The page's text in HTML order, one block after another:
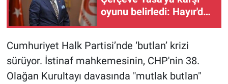
oyunu belirledi: Hayır'dan
Cumhuriyet Halk Partisi’nde ‘butlan’ krizi
sürüyor. İstinaf mahkemesinin, CHP'nin 38.
Olağan Kurultayı davasında "mutlak butlan"